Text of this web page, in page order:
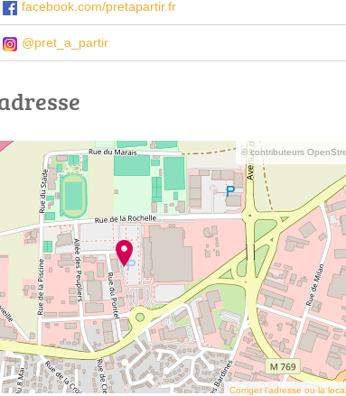
facebook.com/pretapartir.fr
@pret_a_partir
© contributeurs
Corriger l’adresse ou la